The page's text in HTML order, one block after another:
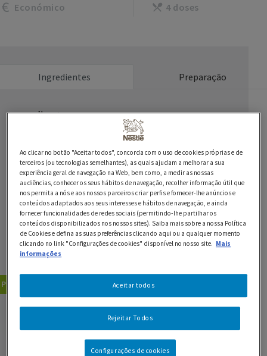
Económico
4 doses
Ingredientes Preparação
Ingredientes
2 c. de sopa de manteiga
1 pepino
2 iogurtes LONGA VIDA Natural
2 c. de sopa de Natas Longa Vida Original
quartos de limão e salsa para decorar
Pratos Principais Pratos de Carne
Ao clicar no botão "Aceitar todos", concorda com o uso de cookies próprias e de
terceiros (ou tecnologias semelhantes), as quais ajudam a melhorar a sua
experiência geral de navegação na Web, bem como, a medir as nossas
audiências, conhecer os seus hábitos de navegação, recolher informação útil que
nos permita a nós e aos nossos parceiros criar perfis e fornecer-lhe anúncios e
conteúdos adaptados aos seus interesses e hábitos de navegação, e ainda
fornecer funcionalidades de redes sociais (permitindo-lhe partilhar os
conteúdos disponibilizados nos nossos sites). Saiba mais sobre a nossa Política
de Cookies e defina as suas preferências clicando aqui ou a qualquer momento
clicando no link "Configurações de cookies" disponível no nosso site. Mais
informações
Rejeitar Todos
Aceitar todos
Configurações de cookies